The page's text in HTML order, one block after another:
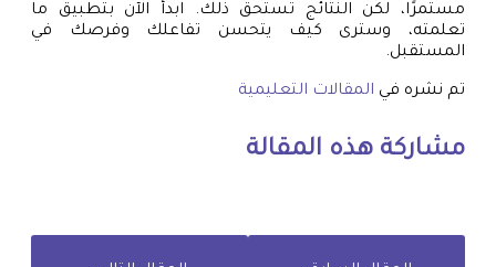
مستمرًا، لكن النتائج تستحق ذلك. ابدأ الآن بتطبيق ما
تعلمته، وسترى كيف يتحسن تفاعلك وفرصك في
المستقبل.
تم نشره في المقالات التعليمية
مشاركة هذه المقالة